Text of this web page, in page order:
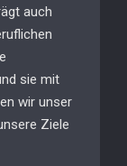
auch
sie mit
wir unser
Ziele